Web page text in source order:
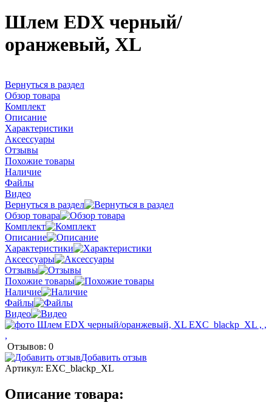
Шлем EDX черный/
оранжевый, XL
Вернуться в раздел
Обзор товара
Комплект
Описание
Характеристики
Аксессуары
Отзывы
Похожие товары
Наличие
Файлы
Видео
Вернуться в раздел
Обзор товара
Комплект
Описание
Характеристики
Аксессуары
Отзывы
Похожие товары
Наличие
Файлы
Видео
Отзывов: 0
Добавить отзыв
Артикул: EXC_blackp_XL
Описание товара: